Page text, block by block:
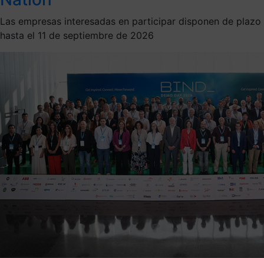
Las empresas interesadas en participar disponen de plazo
hasta el 11 de septiembre de 2026